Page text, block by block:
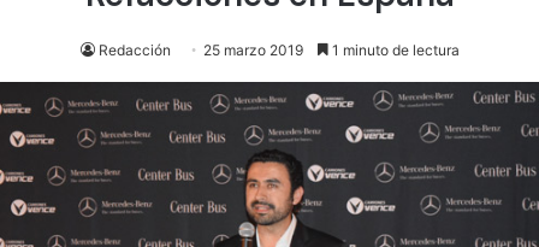
Redacción 25 marzo 2019 1 minuto de lectura